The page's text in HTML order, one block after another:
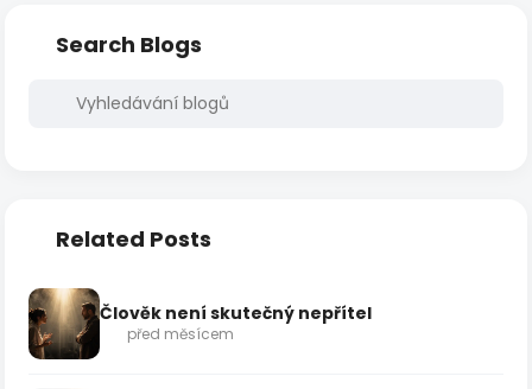
Search Blogs
Related Posts
Člověk není skutečný nepřítel
před měsícem